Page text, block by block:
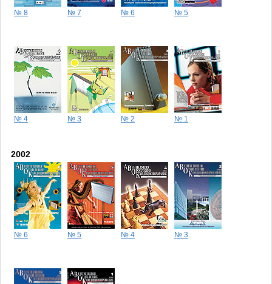
№ 8 № 7 № 6 № 5
№ 4 № 3 № 2 № 1
2002
№ 6 № 5 № 4 № 3